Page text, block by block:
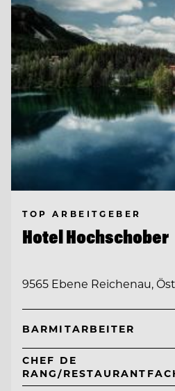
TOP ARBEITGEBER
Hotel Hochschober
9565 Ebene Reichenau,
BARMITARBEITER
CHEF DE
RANG/